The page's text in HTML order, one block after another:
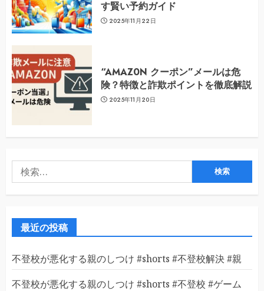
す賢い予約ガイド
2025年11月22日
“AMAZ0N クーポン”メールは危
険？特徴と詐欺ポイントを徹底解説
2025年11月20日
索:
最近の投稿
不登校が悪化する親のしつけ #shorts #不登校解決 #親
不登校が悪化する親のしつけ #shorts #不登校 #ゲーム